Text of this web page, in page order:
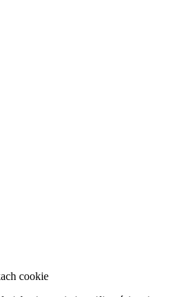
cookie